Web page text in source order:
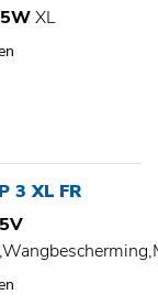
XL
3 XL FR